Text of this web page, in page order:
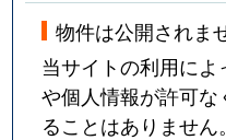
物件は公開されま
当サイトの利用に
や個人情報が許可
ることはありません。